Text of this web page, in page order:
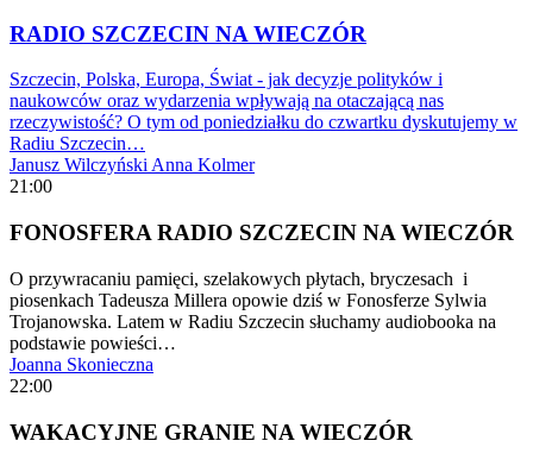
RADIO SZCZECIN NA WIECZÓR
Szczecin, Polska, Europa, Świat - jak decyzje polityków i
naukowców oraz wydarzenia wpływają na otaczającą nas
rzeczywistość? O tym od poniedziałku do czwartku dyskutujemy w
Radiu Szczecin…
Janusz WilczyńskiAnna Kolmer
21:00
FONOSFERA RADIO SZCZECIN NA WIECZÓR
O przywracaniu pamięci, szelakowych płytach, bryczesach i
piosenkach Tadeusza Millera opowie dziś w Fonosferze Sylwia
Trojanowska. Latem w Radiu Szczecin słuchamy audiobooka na
podstawie powieści…
Joanna Skonieczna
22:00
WAKACYJNE GRANIE NA WIECZÓR